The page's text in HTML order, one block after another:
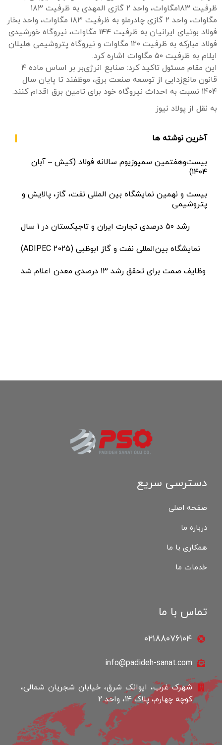
ظرفیت ۱۸۳مگاوات، واحد ۲ گازی المهدی به ظرفیت ۱۸۳
مگاوات، واحد ۲ گازی چادرملو به ظرفیت ۱۸۳ مگاوات، واحد بخار
فولاد بوتیای ایرانیان به ظرفیت ۱۴۴ مگاوات، نیروگاه خورشیدی
فولاد مبارکه به ظرفیت ۱۲۰ مگاوات و نیروگاه پتروشیمی هلیلان
ایلام به ظرفیت ۵۰ مگاوات اشاره کرد.
این مقام مسئول تاکید کرد: صنایع انرژی‌بر بر اساس ماده ۴
قانون مانع‌زدایی از توسعه صنعت برق، موظفند تا پایان سال
۱۴۰۴ نسبت به احداث نیروگاه خود برای تامین برق اقدام کنند.
به نقل از پولاد نیوز
آخرین نوشته ها
بیست‌وهفتمین سمپوزیوم سالانه فولاد (کیش – آبان
۱۴۰۴)
بیست و نهمین نمایشگاه بین المللی نفت، گاز، پالایش و
پتروشیمی​
رشد ۵۰ درصدی تجارت ایران و تاجیکستان در ۱ سال
نمایشگاه بین‌المللی نفت و گاز ابوظبی (ADIPEC 2025)
وظایف صمت برای تحقق رشد ۱۳ درصدی معدن اعلام شد
دسترسی سریع
صفحه اصلی
درباره ما
همکاری با ما
خدمات ما
تماس با ما
۰۲۱۸۸۰۷۶۱۰۴
info@padideh-sanat.com
شهرک غرب، ایوانک شرق، خیابان شجریان شمالی،
کوچه چهارم، پلاک ۱۴، واحد 2